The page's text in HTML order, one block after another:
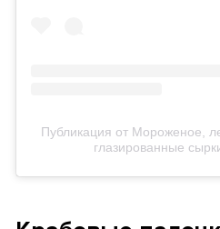
Публикация от Мороженое,
глазированные